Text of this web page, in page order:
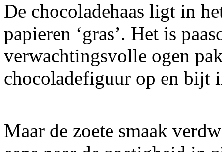
De chocoladehaas ligt in
papieren ‘gras’. Het is
verwachtingsvolle ogen
chocoladefiguur op en bijt
Maar de zoete smaak